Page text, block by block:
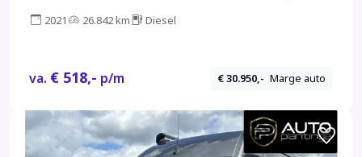
2021 26.842 km Diesel
va. € 518,- p/m € 30.950,- Marge auto